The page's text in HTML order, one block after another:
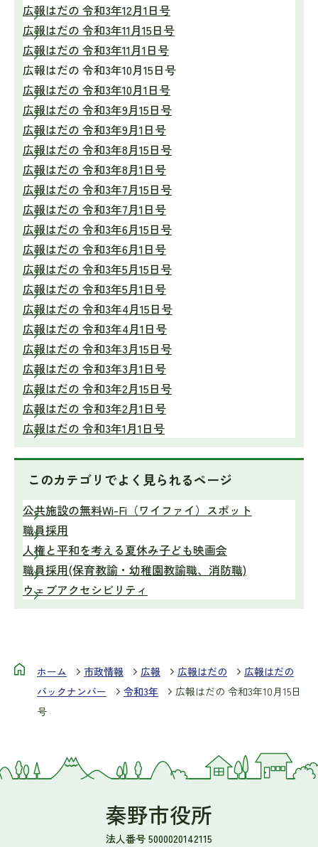
広報はだの 令和3年12月1日号
広報はだの 令和3年11月15日号
広報はだの 令和3年11月1日号
広報はだの 令和3年10月15日号
広報はだの 令和3年10月1日号
広報はだの 令和3年9月15日号
広報はだの 令和3年9月1日号
広報はだの 令和3年8月15日号
広報はだの 令和3年8月1日号
広報はだの 令和3年7月15日号
広報はだの 令和3年7月1日号
広報はだの 令和3年6月15日号
広報はだの 令和3年6月1日号
広報はだの 令和3年5月15日号
広報はだの 令和3年5月1日号
広報はだの 令和3年4月15日号
広報はだの 令和3年4月1日号
広報はだの 令和3年3月15日号
広報はだの 令和3年3月1日号
広報はだの 令和3年2月15日号
広報はだの 令和3年2月1日号
広報はだの 令和3年1月1日号
このカテゴリでよく見られるページ
公共施設の無料Wi-Fi（ワイファイ）スポット
職員採用
人権と平和を考える夏休み子ども映画会
職員採用(保育教諭・幼稚園教諭職、消防職)
ウェブアクセシビリティ
ホーム 市政情報 広報 広報はだの
広報はだの
バックナンバー
令和3年
広報はだの 令和3年10月15日
号
秦野市役所
法人番号 5000020142115